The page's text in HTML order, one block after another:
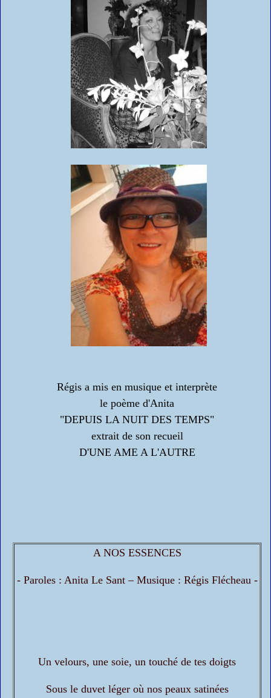
Régis a mis en musique et interprète
le poème d'Anita
"DEPUIS LA NUIT DES TEMPS"
extrait de son recueil
D'UNE AME A L'AUTRE
A NOS ESSENCES
- Paroles : Anita Le Sant – Musique : Régis Flécheau -
Un velours, une soie, un touché de tes doigts
Sous le duvet léger où nos peaux satinées